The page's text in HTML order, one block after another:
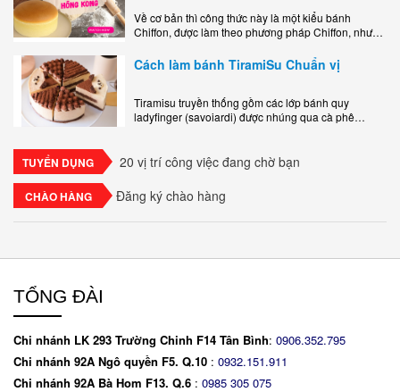
Về cơ bản thì công thức này là một kiểu bánh
Chiffon, được làm theo phương pháp Chiffon, nhưng
ngon, làm..
Cách làm bánh TiramiSu Chuẩn vị
Tiramisu truyền thống gồm các lớp bánh quy
ladyfinger (savoiardi) được nhúng qua cà phê
TUYỂN DỤNG 20 vị trí công việc đang chờ bạn
CHÀO HÀNG Đăng ký chào hàng
TỔNG ĐÀI
Chi nhánh LK 293 Trường Chinh F14 Tân Bình: 0906.352.795
Chi nhánh 92A Ngô quyền F5. Q.10 : 0932.151.911
Chi nhánh 92A Bà Hom F13. Q.6 : 0985 305 075